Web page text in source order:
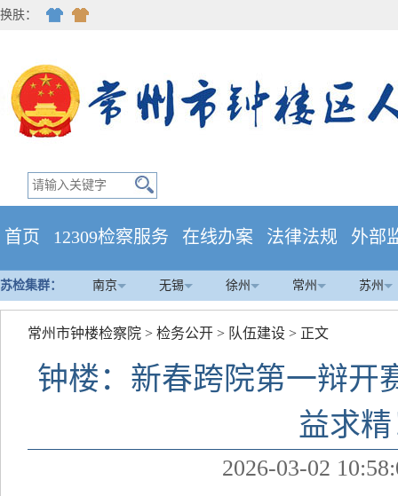
换肤：
首页 12309检察服务 在线办案 法律法规 外部
苏检集群： 南京 无锡 徐州 常州 苏州
常州市钟楼检察院 > 检务公开 > 队伍建设 > 正文
钟楼：新春跨院第一辩开
益求
2026-03-02